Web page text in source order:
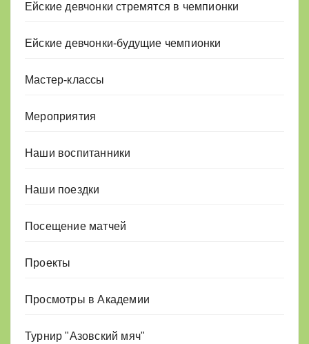
Ейские девчонки стремятся в чемпионки
Ейские девчонки-будущие чемпионки
Мастер-классы
Мероприятия
Наши воспитанники
Наши поездки
Посещение матчей
Проекты
Просмотры в Академии
Турнир "Азовский мяч"